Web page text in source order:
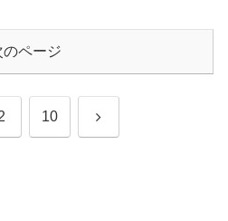
のページ
10 次